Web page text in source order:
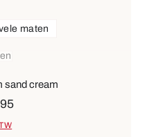
maten
sand cream